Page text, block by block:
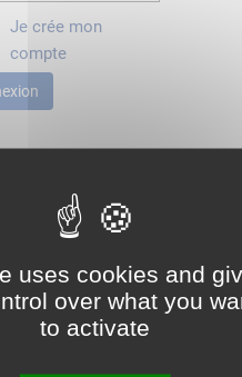
uses cookies and
over what you
to activate
Je crée mon
compte